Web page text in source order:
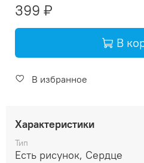
399 ₽
В
В избранное
Характеристики
Тип
Есть рисунок, Сердце